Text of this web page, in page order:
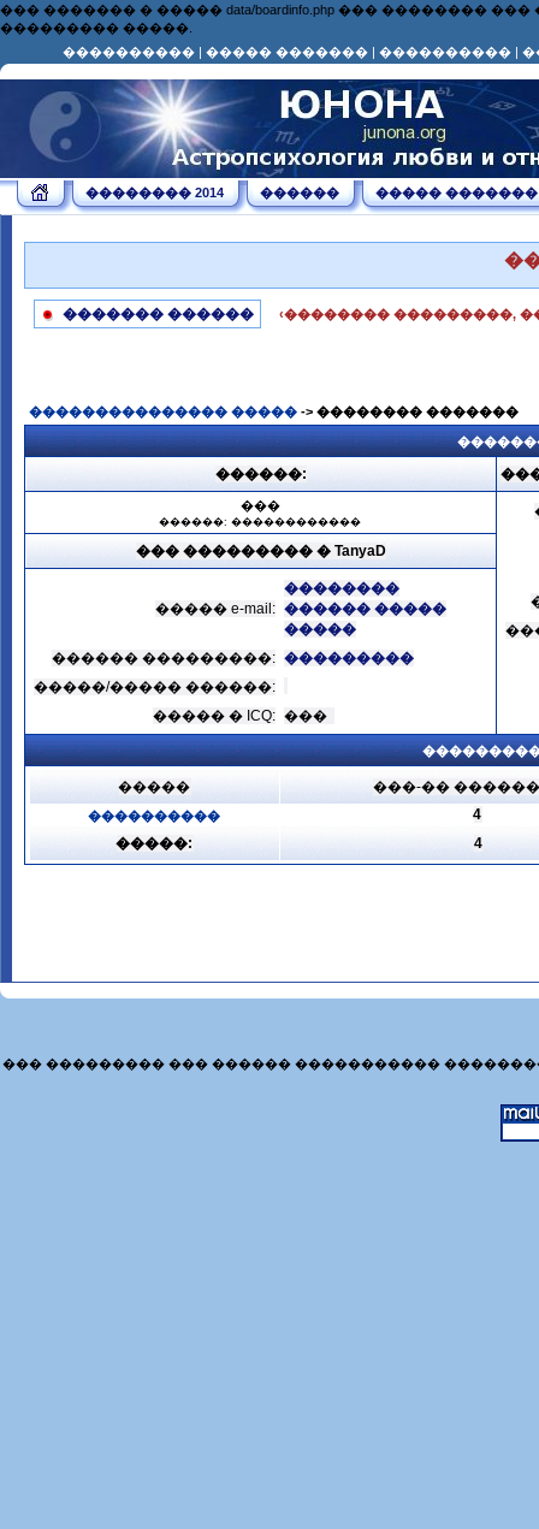
��� ������� � ����� data/boardinfo.php ���
��������� �����.
���������� | ����� ������� | ���������� |
�������� 2014 ������ ����� �������
������� ������ ‹�������� ���������,
��������������� ����� -> �������� �������
������:
���
������: ������������
��� ��������� � TanyaD
����� e-mail:
��������
������ �����
�����
������ ���������: ���������
�����/����� ������:
����� � ICQ: ���
����� ���-��
����������
4
�����:
4
��� ��������� ��� ������ �����������